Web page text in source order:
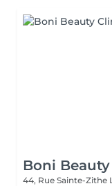
Boni
44, Rue Sainte-Zithe